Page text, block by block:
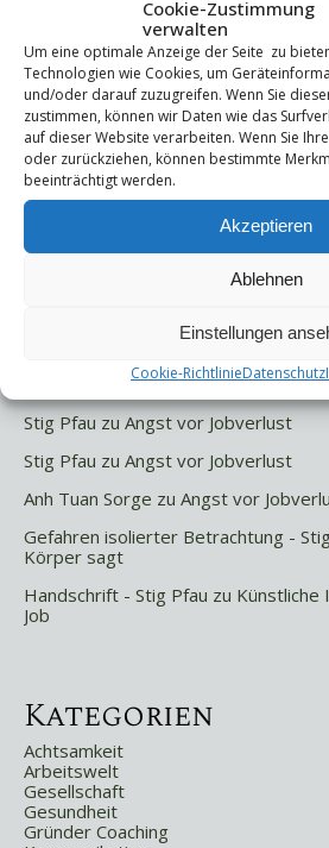
Cookie-Zustimmung
verwalten
Um eine optimale Anzeige der Seite zu
Technologien wie Cookies, um
und/oder darauf zuzugreifen. Wenn Sie
zustimmen, können wir Daten wie das
auf dieser Website verarbeiten. Wenn Sie
oder zurückziehen, können bestimmte
beeinträchtigt werden.
Akzeptieren
Ablehnen
Einstellungen
Cookie-RichtlinieDatenschutz
Suchen
Letzte Beiträge
Die Mentale Sicherheitsarchitektur
Wettbewerbsfähigkeit
Letzte
Stig Pfau zu Angst vor Jobverlust
Stig Pfau zu Angst vor Jobverlust
Anh Tuan Sorge zu Angst vor
Gefahren isolierter Betrachtung -
Körper sagt
Handschrift - Stig Pfau zu Künstliche
Job
Kategorien
Achtsamkeit
Arbeitswelt
Gesellschaft
Gesundheit
Gründer Coaching